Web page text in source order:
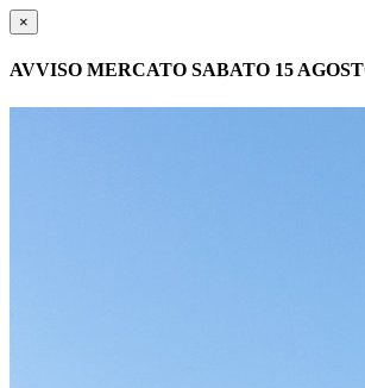
×
AVVISO MERCATO SABATO 15